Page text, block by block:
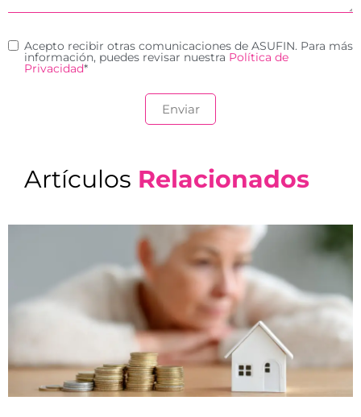
Acepto recibir otras comunicaciones de ASUFIN. Para más
información, puedes revisar nuestra Política de
Privacidad*
Artículos Relacionados